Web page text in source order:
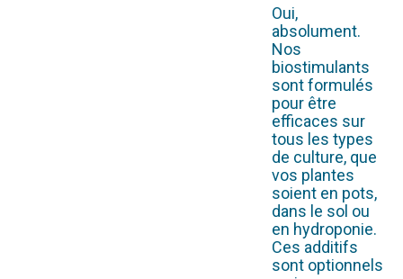
Oui,
absolument.
Nos
biostimulants
sont formulés
pour être
efficaces sur
tous les types
de culture, que
vos plantes
soient en pots,
dans le sol ou
en hydroponie.
Ces additifs
sont optionnels